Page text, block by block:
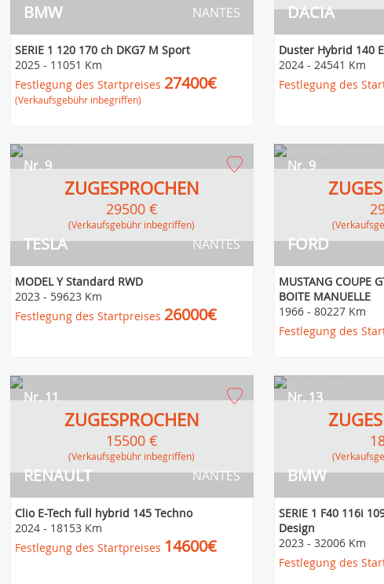
BMW NANTES
SERIE 1 120 170 ch DKG7 M Sport
2025- 11051 Km
Festlegung des Startpreises 27400€
(Verkaufsgebühr inbegriffen)
DACIA
Duster Hybrid 140
2024- 24541 Km
Festlegung des
TESLA
Nr. 9
NANTES
ZUGESPROCHEN
29500 €
(Verkaufsgebühr inbegriffen)
MODEL Y Standard RWD
2023- 59623 Km
Festlegung des Startpreises 26000€
FORD
Nr. 9
MUSTANG COUPE
BOITE MANUELLE
1966- 80227 Km
Festlegung des
RENAULT
Nr. 11
NANTES
ZUGESPROCHEN
15500 €
(Verkaufsgebühr inbegriffen)
Clio E-Tech full hybrid 145 Techno
2024- 18153 Km
Festlegung des Startpreises 14600€
BMW
Nr. 13
SERIE 1 F40 116i
Design
2023- 32006 Km
Festlegung des